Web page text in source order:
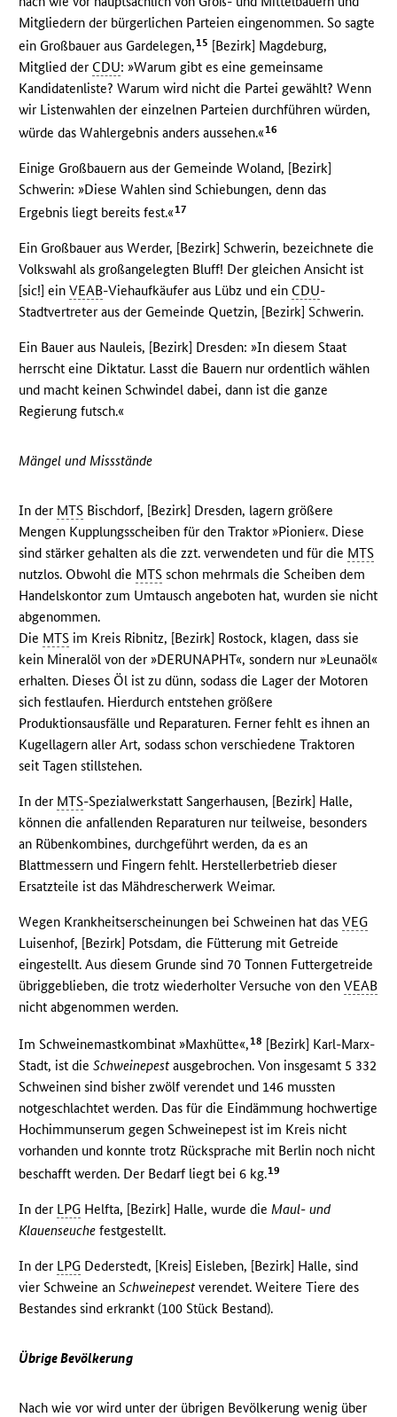
Mitgliedern der bürgerlichen Parteien eingenommen. So sagte
ein Großbauer aus Gardelegen,15 [Bezirk] Magdeburg,
Mitglied der CDU: »Warum gibt es eine gemeinsame
Kandidatenliste? Warum wird nicht die Partei gewählt? Wenn
wir Listenwahlen der einzelnen Parteien durchführen würden,
würde das Wahlergebnis anders aussehen.«16
Einige Großbauern aus der Gemeinde Woland, [Bezirk]
Schwerin: »Diese Wahlen sind Schiebungen, denn das
Ergebnis liegt bereits fest.«17
Ein Großbauer aus Werder, [Bezirk] Schwerin, bezeichnete die
Volkswahl als großangelegten Bluff! Der gleichen Ansicht ist
[sic!] einVEAB-Viehaufkäufer aus Lübz und ein CDU-
Stadtvertreter aus der Gemeinde Quetzin, [Bezirk] Schwerin.
Ein Bauer aus Nauleis, [Bezirk] Dresden: »In diesem Staat
herrscht eine Diktatur. Lasst die Bauern nur ordentlich wählen
und macht keinen Schwindel dabei, dann ist die ganze
Regierung futsch.«
Mängel und Missstände
In der MTS Bischdorf, [Bezirk] Dresden, lagern größere
Mengen Kupplungsscheiben für den Traktor »Pionier«. Diese
sind stärker gehalten als die zzt. verwendeten und für die MTS
nutzlos. Obwohl die MTS schon mehrmals die Scheiben dem
Handelskontor zum Umtausch angeboten hat, wurden sie nicht
abgenommen.
Die MTS im Kreis Ribnitz, [Bezirk] Rostock, klagen, dass sie
kein Mineralöl von der »DERUNAPHT«, sondern nur »Leunaöl«
erhalten. Dieses Öl ist zu dünn, sodass die Lager der Motoren
sich festlaufen. Hierdurch entstehen größere
Produktionsausfälle und Reparaturen. Ferner fehlt es ihnen an
Kugellagern aller Art, sodass schon verschiedene Traktoren
seit Tagen stillstehen.
In der MTS-Spezialwerkstatt Sangerhausen, [Bezirk] Halle,
können die anfallenden Reparaturen nur teilweise, besonders
an Rübenkombines, durchgeführt werden, da es an
Blattmessern und Fingern fehlt. Herstellerbetrieb dieser
Ersatzteile ist das Mähdrescherwerk Weimar.
Wegen Krankheitserscheinungen bei Schweinen hat dasVEG
Luisenhof, [Bezirk] Potsdam, die Fütterung mit Getreide
eingestellt. Aus diesem Grunde sind 70 Tonnen Futtergetreide
übriggeblieben, die trotz wiederholter Versuche von denVEAB
nicht abgenommen werden.
Im Schweinemastkombinat »Maxhütte«,18 [Bezirk] Karl-Marx-
Stadt, ist dieSchweinepest ausgebrochen. Von insgesamt 5 332
Schweinen sind bisher zwölf verendet und 146 mussten
notgeschlachtet werden. Das für die Eindämmung hochwertige
Hochimmunserum gegen Schweinepest ist im Kreis nicht
vorhanden und konnte trotz Rücksprache mit Berlin noch nicht
beschafft werden. Der Bedarf liegt bei 6 kg.19
In der LPG Helfta, [Bezirk] Halle, wurde die Maul- und
Klauenseuche festgestellt.
In der LPG Dederstedt, [Kreis] Eisleben, [Bezirk] Halle, sind
vier Schweine anSchweinepest verendet. Weitere Tiere des
Bestandes sind erkrankt (100 Stück Bestand).
Übrige Bevölkerung
Nach wie vor wird unter der übrigen Bevölkerung wenig über